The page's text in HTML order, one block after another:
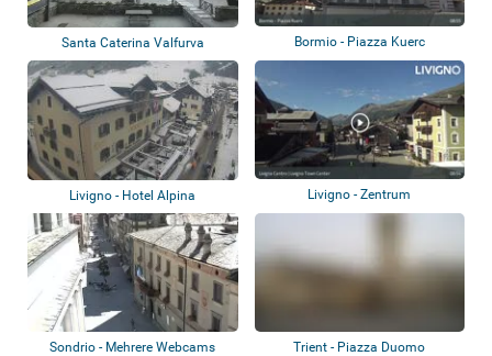
Santa Caterina Valfurva Bormio - Piazza Kuerc
Livigno - Hotel Alpina Livigno - Zentrum
Sondrio - Mehrere Webcams Trient - Piazza Duomo